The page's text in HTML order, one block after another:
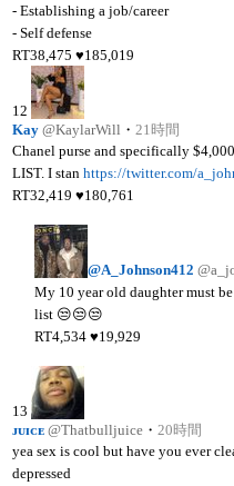
- Establishing a job/career
- Self defense
RT38,475♥185,019
12
Kay @KaylarWill ・21時間
Chanel purse and specifically
LIST. I stanhttps://twitter.com/
RT32,419♥180,761
@A_Johnson412
My 10 year old daughter must
list 😒😒😒
RT4,534♥19,929
13
ᴊᴜɪᴄᴇ @Thatbulljuice ・20時間
yea sex is cool but have you ever
depressed